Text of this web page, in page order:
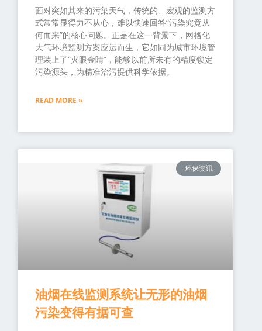
面对突如其来的污染天气，传统的、宏观的监测方
式常常显得力不从心，难以快速回答“污染究竟从
何而来”的核心问题。正是在这一背景下，网格化
大气环境监测方案应运而生，它如同为城市环境管
理装上了“火眼金睛”，能够以前所未有的精度锁定
污染源头，为精准治污提供科学依据。
READ MORE »
环保资讯
油烟在线监测系统让无形的油烟
污染变得有据可查